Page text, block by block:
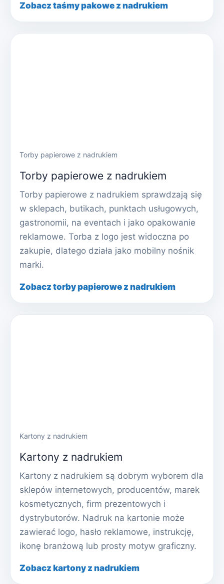
Zobacz taśmy pakowe z nadrukiem
Torby papierowe z nadrukiem
Torby papierowe z nadrukiem
Torby papierowe z nadrukiem sprawdzają się
w sklepach, butikach, punktach usługowych,
gastronomii, na eventach i jako opakowanie
reklamowe. Torba z logo jest widoczna po
zakupie, dlatego działa jako mobilny nośnik
marki.
Zobacz torby papierowe z nadrukiem
Kartony z nadrukiem
Kartony z nadrukiem
Kartony z nadrukiem są dobrym wyborem dla
sklepów internetowych, producentów, marek
kosmetycznych, firm prezentowych i
dystrybutorów. Nadruk na kartonie może
zawierać logo, hasło reklamowe, instrukcję,
ikonę branżową lub prosty motyw graficzny.
Zobacz kartony z nadrukiem